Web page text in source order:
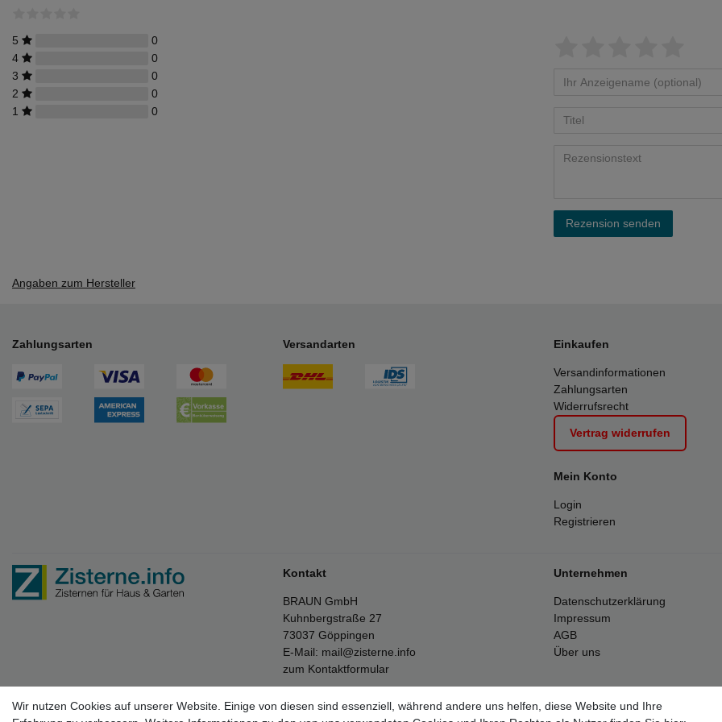
5
0
4
0
3
0
2
0
1
0
Rezension senden
Angaben zum Hersteller
Zahlungsarten Versandarten Einkaufen
Versandinformationen
Zahlungsarten
Widerrufsrecht
Vertrag widerrufen
Mein Konto
Login
Registrieren
Kontakt
BRAUN GmbH
Kuhnbergstraße 27
73037 Göppingen
E-Mail: mail@zisterne.info
zum Kontaktformular
Unternehmen
Datenschutzerklärung
Impressum
AGB
Über uns
Alle Preise inkl. 19% Mehrwertsteuer.
Wir nutzen Cookies auf unserer Website. Einige von diesen sind essenziell, während andere uns helfen, diese Website und Ihre